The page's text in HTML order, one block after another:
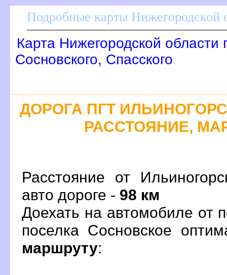
Подробные карты Нижегородской
Карта Нижегородской области
Сосновского, Спасского
ДОРОГА ПГТ
РАССТОЯНИЕ,
Расстояние от
авто дороге - 98 км
Доехать на автомобиле от
поселка Сосновское
маршруту: